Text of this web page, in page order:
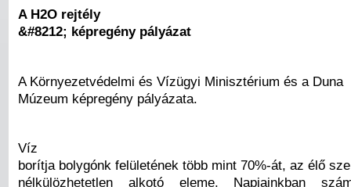
A H2O rejtély
&#8212; képregény pályázat
A Környezetvédelmi és Vízügyi Minisztérium és a Duna
Múzeum képregény pályázata.
Víz
borítja bolygónk felületének több mint 70%-át, az élő
nélkülözhetetlen alkotó eleme. Napjainkban